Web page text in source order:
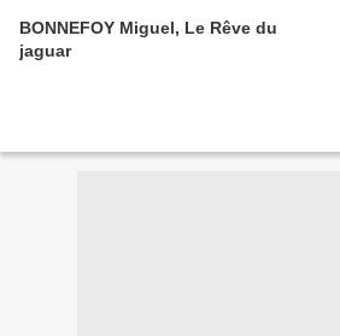
BONNEFOY Miguel, Le Rêve du
jaguar